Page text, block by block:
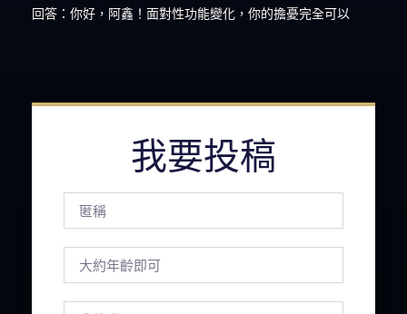
回答：你好，阿鑫！面對性功能變化，你的擔憂完全可以
我要投稿